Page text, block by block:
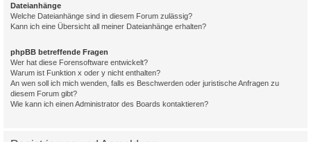
Dateianhänge
Welche Dateianhänge sind in diesem Forum zulässig?
Kann ich eine Übersicht all meiner Dateianhänge erhalten?
phpBB betreffende Fragen
Wer hat diese Forensoftware entwickelt?
Warum ist Funktion x oder y nicht enthalten?
An wen soll ich mich wenden, falls es Beschwerden oder juristische Anfragen zu
diesem Forum gibt?
Wie kann ich einen Administrator des Boards kontaktieren?